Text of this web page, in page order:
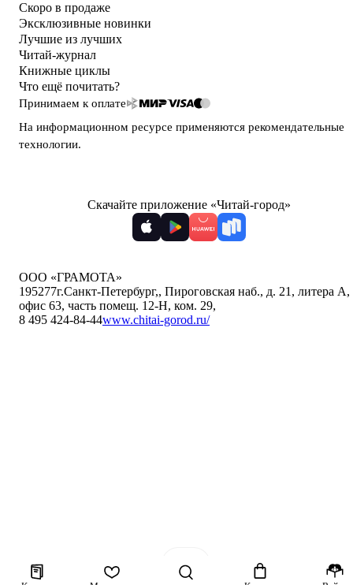
Скоро в продаже
Эксклюзивные новинки
Лучшие из лучших
Читай-журнал
Книжные циклы
Что ещё почитать?
Принимаем к оплате
На информационном ресурсе применяются рекомендательные
технологии.
Скачайте приложение «Читай-город»
ООО «ГРАМОТА»
195277г.Санкт-Петербург,, Пироговская наб., д. 21, литера А,
офис 63, часть помещ. 12-Н, ком. 29,
8 495 424-84-44www.chitai-gorod.ru/